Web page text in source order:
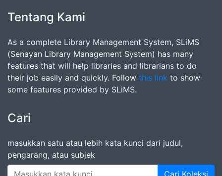
Tentang Kami
As a complete Library Management System, SLiMS
(Senayan Library Management System) has many
features that will help libraries and librarians to do
their job easily and quickly. Follow this link to show
some features provided by SLiMS.
Cari
masukkan satu atau lebih kata kunci dari judul,
pengarang, atau subjek
Cari Koleksi